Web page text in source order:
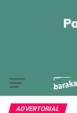
ADVERTORIAL